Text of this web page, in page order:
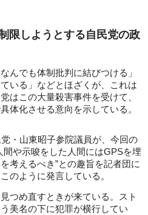
限しようとする自民党の政
んでも体制批判に結びつける」
いる」などとほざくが、これは
はこの大量殺害事件を受けて、
体化させる意向を示している。
・山東昭子参院議員が、今回の
間や示唆をした人間にはGPSを埋
考えるべき”との趣旨を記者団に
のように発言している。
つめ直すときが来ている。スト
美名の下に犯罪が横行してい